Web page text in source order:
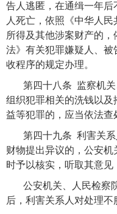
告人逃匿，在通缉一年
人死亡，依照《中华人
所得及其他涉案财产的
法》有关犯罪嫌疑人、
收程序的规定办理。
第四十八条 监察机
组织犯罪相关的洗钱以
益等犯罪的，应当依法查
第四十九条 利害关
财物提出异议的，公安
时予以核实，听取其意见
公安机关、人民检察
后，利害关系人对处理不